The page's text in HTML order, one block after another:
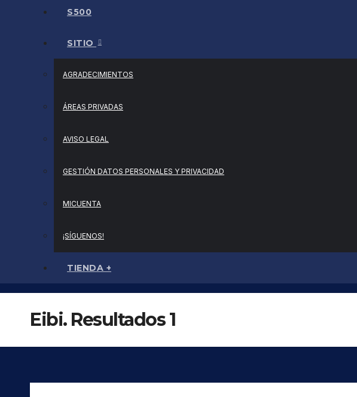
S500
SITIO
AGRADECIMIENTOS
ÁREAS PRIVADAS
AVISO LEGAL
GESTIÓN DATOS PERSONALES Y PRIVACIDAD
MICUENTA
¡SÍGUENOS!
TIENDA +
Eibi. Resultados 1